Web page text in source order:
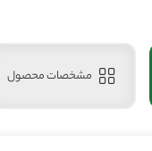
مشخصات محصول